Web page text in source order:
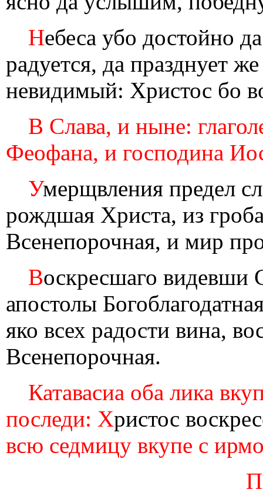
Небеса убо достойно
радуется, да празднует
невидимый: Христос бо
В Слава, и ныне:
Феофана, и господина
Умерщвления предел
рождшая Христа, из
Всенепорочная, и мир
Воскресшаго видевши
апостолы
яко всех радости вина,
Всенепорочная.
Катавасиа оба лика
последи: Христос
всю седмицу вкупе с